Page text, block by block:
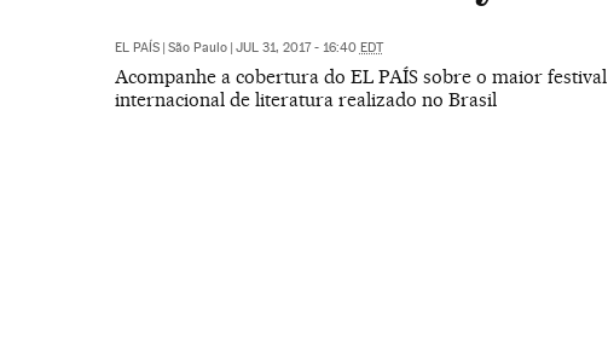
EL PAÍS | São Paulo | JUL 31, 2017 - 16:40 EDT
Acompanhe a cobertura do EL PAÍS sobre o maior festival
internacional de literatura realizado no Brasil